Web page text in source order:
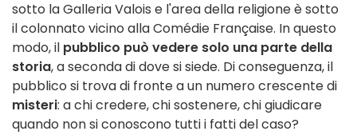
sotto la Galleria Valois e l'area della religione è sotto
il colonnato vicino alla Comédie Française. In questo
modo, il pubblico può vedere solo una parte della
storia, a seconda di dove si siede. Di conseguenza, il
pubblico si trova di fronte a un numero crescente di
misteri: a chi credere, chi sostenere, chi giudicare
quando non si conoscono tutti i fatti del caso?